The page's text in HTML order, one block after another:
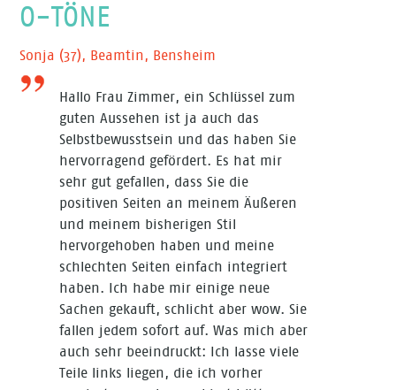
O-TÖNE
Sonja (37), Beamtin, Bensheim
Hallo Frau Zimmer, ein Schlüssel zum
guten Aussehen ist ja auch das
Selbstbewusstsein und das haben Sie
hervorragend gefördert. Es hat mir
sehr gut gefallen, dass Sie die
positiven Seiten an meinem Äußeren
und meinem bisherigen Stil
hervorgehoben haben und meine
schlechten Seiten einfach integriert
haben. Ich habe mir einige neue
Sachen gekauft, schlicht aber wow. Sie
fallen jedem sofort auf. Was mich aber
auch sehr beeindruckt: Ich lasse viele
Teile links liegen, die ich vorher